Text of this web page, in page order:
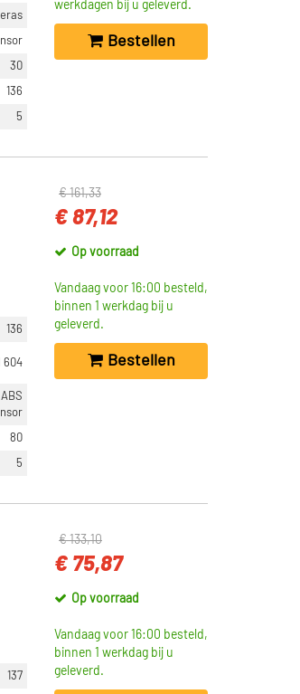
30
136
5
werkdagen bij u geleverd.
Bestellen
136
604
80
5
€ 161,33
€ 87,12
Op voorraad
Vandaag voor 16:00 besteld,
binnen 1 werkdag bij u
geleverd.
Bestellen
137
€ 133,10
€ 75,87
Op voorraad
Vandaag voor 16:00 besteld,
binnen 1 werkdag bij u
geleverd.